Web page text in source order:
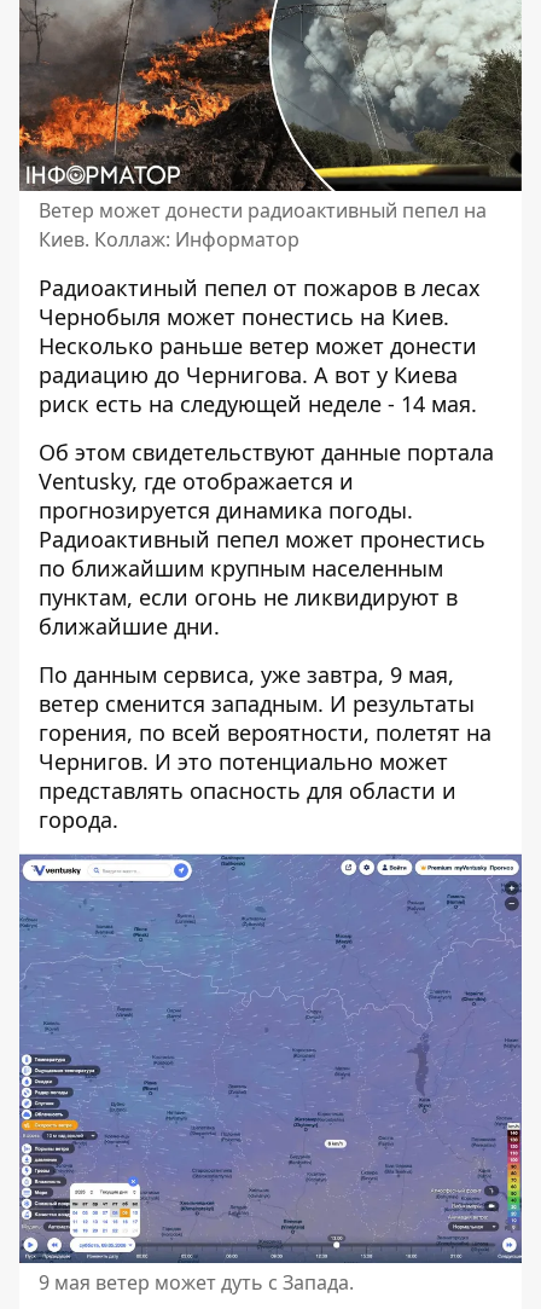
Ветер может донести радиоактивный пепел на
Киев. Коллаж: Информатор
Радиоактиный пепел от пожаров в лесах
Чернобыля может понестись на Киев.
Несколько раньше ветер может донести
радиацию до Чернигова. А вот у Киева
риск есть на следующей неделе - 14 мая.
Об этом свидетельствуют данные портала
Ventusky, где отображается и
прогнозируется динамика погоды.
Радиоактивный пепел может пронестись
по ближайшим крупным населенным
пунктам, если огонь не ликвидируют в
ближайшие дни.
По данным сервиса, уже завтра, 9 мая,
ветер сменится западным. И результаты
горения, по всей вероятности, полетят на
Чернигов. И это потенциально может
представлять опасность для области и
города.
9 мая ветер может дуть с Запада.